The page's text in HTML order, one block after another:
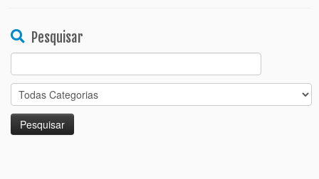
Pesquisar
Search
for: